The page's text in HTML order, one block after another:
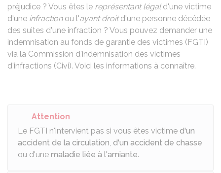
préjudice ? Vous êtes le représentant légald'une victime
d'une infractionou l'ayant droitd'une personne décédée
des suites d'une infraction ? Vous pouvez demander une
indemnisation au fonds de garantie des victimes (FGTI)
via la Commission d'indemnisation des victimes
d'infractions (Civi). Voici les informations à connaître.
Attention
Le FGTI n'intervient pas si vous êtes victime d'un
accident de la circulation, d'un accident de chasse
ou d'une maladie liée à l'amiante.